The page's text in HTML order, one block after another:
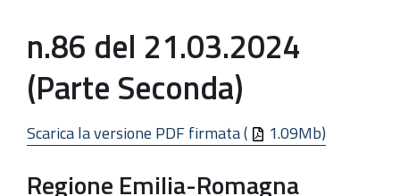
n.86 del 21.03.2024
(Parte Seconda)
Scarica la versione PDF firmata ( 1.09Mb)
Regione Emilia-Romagna